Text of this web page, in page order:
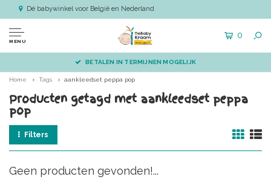
Dé babywinkel voor België en Nederland
MENU
0
BETALEN IN TERMIJNEN MOGELIJK
Home Tags aankleedset peppa pop
Producten getagd met aankleedset peppa
pop
Filters
Geen producten gevonden!...